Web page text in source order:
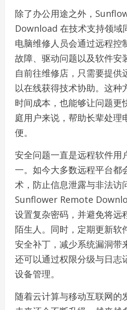
除了办公用途之外，
Download 在技术支持领域
电脑维修人员会通过远程控
故障、驱动问题以及软件安
自前往维修店，只需要提供
以在线获得技术协助。这种
时间成本，也能够让问题更
庭用户来说，帮助长辈处理
便。
安全问题一直是远程软件用
一。如今大多数远程平台都
术，防止信息泄露与非法访
Sunflower Remote
设置复杂密码，并避免将远
陌生人。同时，定期更新软
安全补丁，减少系统漏洞带
还可以通过权限分级与日志
设备管理。
随着云计算与移动互联网的